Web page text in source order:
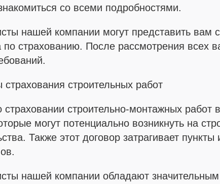
со всеми подробностями.
нашей компании могут представить
по страхованию. После рассмотрения
строительных работ
страховании строительно-монтажных
могут потенциально возникнуть на
Также этот договор затрагивает
нашей компании обладают